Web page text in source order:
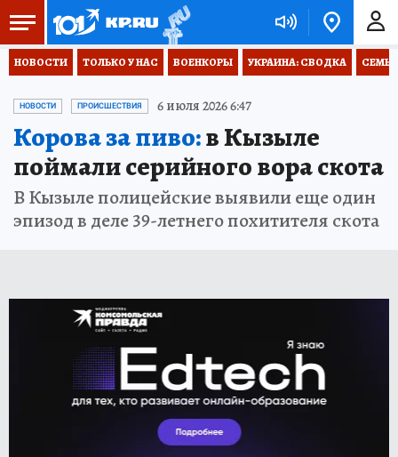
НОВОСТИ ТОЛЬКО У НАС ВОЕНКОРЫ УКРАИНА: СВОДКА
НОВОСТИ ПРОИСШЕСТВИЯ 6 июля 2026 6:47
Корова за пиво:в Кызыле
поймали серийного вора скота
В Кызыле полицейские выявили еще один
эпизод в деле 39-летнего похитителя скота